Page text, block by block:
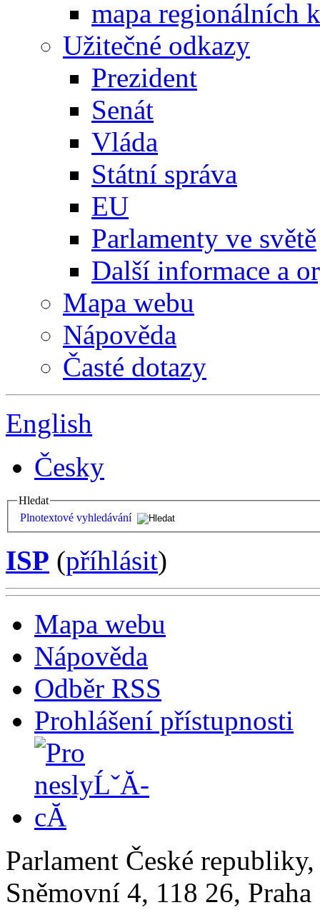
mapa regionálních
Užitečné odkazy
Prezident
Senát
Vláda
Státní správa
EU
Parlamenty ve světě
Další informace a
Mapa webu
Nápověda
Časté dotazy
English
Česky
Hledat
Plnotextové vyhledávání
ISP (příhlásit)
Mapa webu
Nápověda
Odběr RSS
Prohlášení přístupnosti
Parlament České
Sněmovní 4, 118 26,